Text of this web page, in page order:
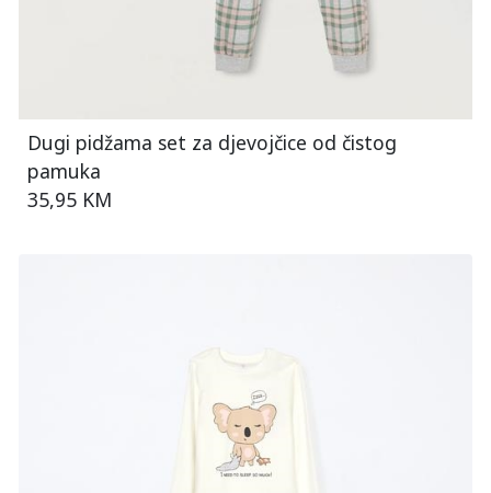
Dugi pidžama set za djevojčice od čistog
pamuka
35,95 KM